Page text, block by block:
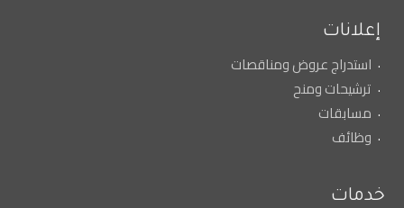
إعلانات
استدراج عروض ومناقصات
ترشيحات ومنح
مسابقات
وظائف
خدمات